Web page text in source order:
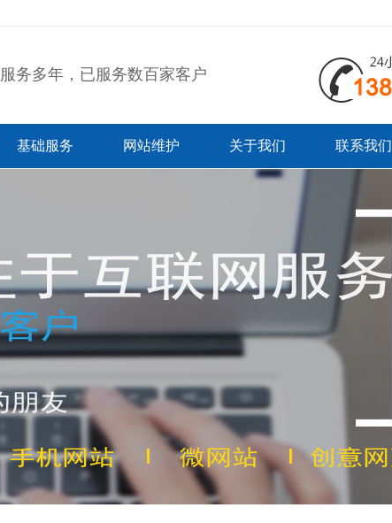
务多年，已服务数百家客户
基础服务 网站维护 关于我们 联系我们